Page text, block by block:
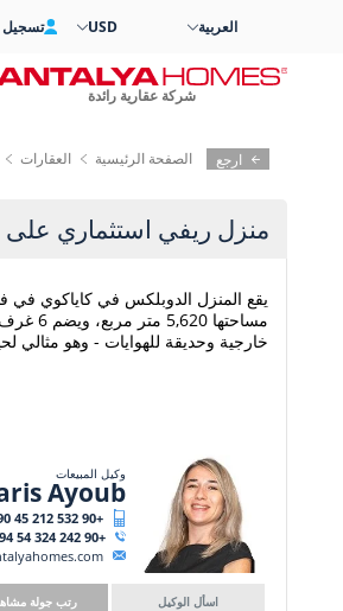
ارجع الصفحة الرئيسية العقارات
منزل ريفي استثماري
يقع المنزل الدوبلكس في كاياكوي
خارجية وحديقة للهوايات - وهو مثالي
وكيل المبيعات
Ayoub
+90 532 212 45 90
+90 242 324 54 94
اسأل الوكيل رتب جولة
العربية USD تسجيل
شركة عقارية رائدة